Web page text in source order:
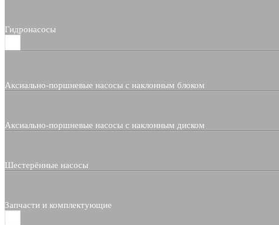
Гидронасосы
Аксиально-поршневые насосы с наклонным блоком
Аксиально-поршневые насосы с наклонным диском
Шестерённые насосы
Запчасти и комплектующие